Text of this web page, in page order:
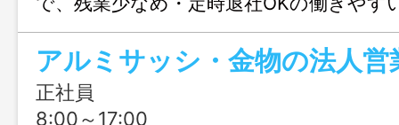
す。
アルミサッシ・金物の法人営
正社員
8:00～17:00